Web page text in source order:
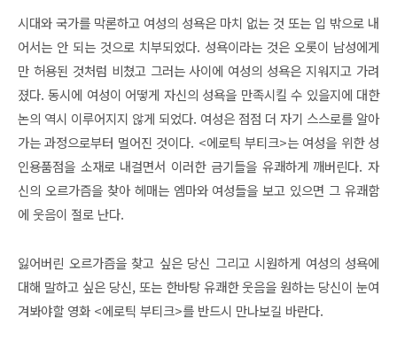
시대와 국가를 막론하고 여성의 성욕은 마치 없는 것 또는 입 밖으로 내
어서는 안 되는 것으로 치부되었다. 성욕이라는 것은 오롯이 남성에게
만 허용된 것처럼 비쳤고 그러는 사이에 여성의 성욕은 지워지고 가려
졌다. 동시에 여성이 어떻게 자신의 성욕을 만족시킬 수 있을지에 대한
논의 역시 이루어지지 않게 되었다. 여성은 점점 더 자기 스스로를 알아
가는 과정으로부터 멀어진 것이다. <에로틱 부티크>는 여성을 위한 성
인용품점을 소재로 내걸면서 이러한 금기들을 유쾌하게 깨버린다. 자
신의 오르가즘을 찾아 헤매는 엠마와 여성들을 보고 있으면 그 유쾌함
에 웃음이 절로 난다.
잃어버린 오르가즘을 찾고 싶은 당신 그리고 시원하게 여성의 성욕에
대해 말하고 싶은 당신, 또는 한바탕 유쾌한 웃음을 원하는 당신이 눈여
겨봐야할 영화 <에로틱 부티크>를 반드시 만나보길 바란다.